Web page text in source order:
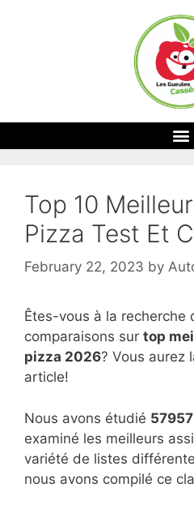
Top 10
Pizza Test Et
February 22, 2023 by
Êtes-vous à la recherche
comparaisons sur top
pizza 2026? Vous aurez
article!
Nous avons étudié 57957
examiné les meilleurs
variété de listes
nous avons compilé ce